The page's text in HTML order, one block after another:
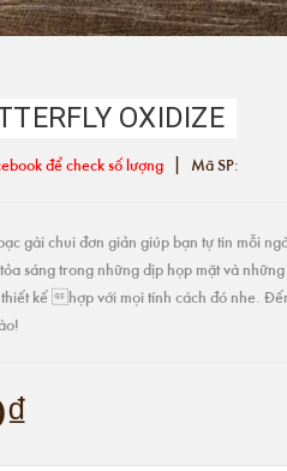
OXIDIZE
để check số lượng | Mã SP:
gài chui đơn giản giúp bạn tự tin mỗi
sáng trong những dịp họp mặt và
kế hợp với mọi tính cách đó nhe.